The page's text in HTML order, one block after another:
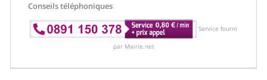
Conseils téléphoniques
Service fourni
par Mairie.net